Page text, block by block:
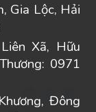
Gia Lộc, Hải
Xã, Hữu
0971
Đông